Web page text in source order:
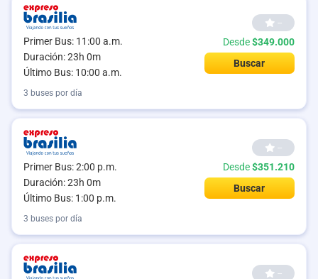
Primer Bus: 11:00 a.m.
Duración: 23h 0m
Último Bus: 10:00 a.m.
--
Desde$349.000
Buscar
3 buses por día
Primer Bus: 2:00 p.m.
Duración: 23h 0m
Último Bus: 1:00 p.m.
--
Desde$351.210
Buscar
3 buses por día
--